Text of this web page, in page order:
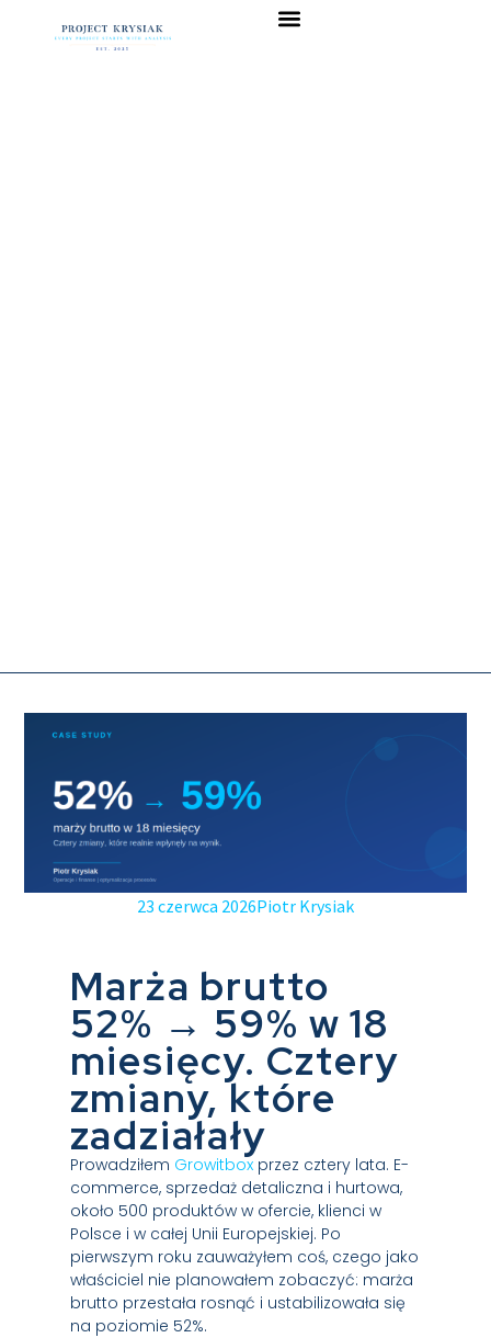
23 czerwca 2026Piotr Krysiak
Marża brutto
52% → 59% w 18
miesięcy. Cztery
zmiany, które
zadziałały
Prowadziłem Growitboxprzez cztery lata. E-
commerce, sprzedaż detaliczna i hurtowa,
około 500 produktów w ofercie, klienci w
Polsce i w całej Unii Europejskiej. Po
pierwszym roku zauważyłem coś, czego jako
właściciel nie planowałem zobaczyć: marża
brutto przestała rosnąć i ustabilizowała się
na poziomie 52%.